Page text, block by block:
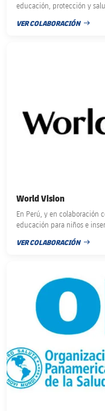
educación, protección y
VER COLABORACIÓN
FECHA DE PUBLICACIÓN
World Vision
En Perú, y en colaboración
educación para niños e
VER COLABORACIÓN
FECHA DE PUBLICACIÓN